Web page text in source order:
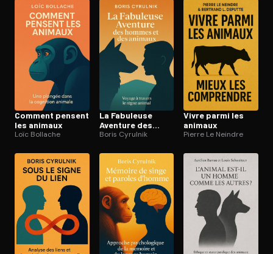
Ouvre l'app Appareil photo, pointe sur le code. C'est gratuit à
Comment pensent
les animaux
Loïc Bollache
La Fabuleuse
Aventure des
hommes et des
Boris Cyrulnik
Vivre parmi les
animaux
Pierre Le Neindre